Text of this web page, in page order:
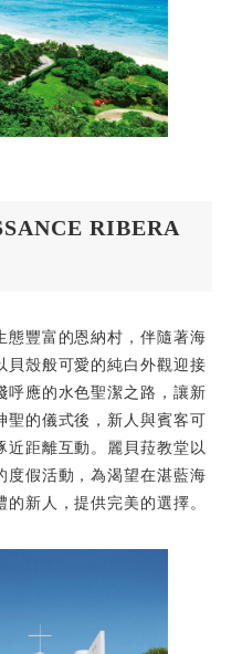
RIBERA
態豐富的恩納村，伴隨著海
貝殼般可愛的純白外觀迎接
呼應的水色聖潔之路，讓新
聖的儀式後，新人與賓客可
距離互動。麗貝菈教堂以
度假活動，為渴望在湛藍海
新人，提供完美的選擇。